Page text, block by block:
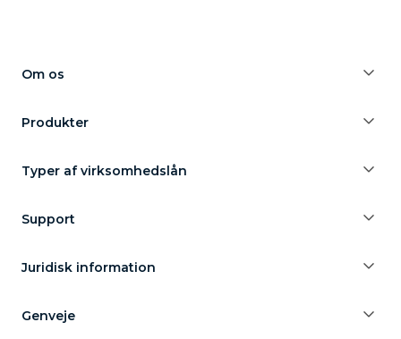
Om os
Produkter
Typer af virksomhedslån
Support
Juridisk information
Genveje